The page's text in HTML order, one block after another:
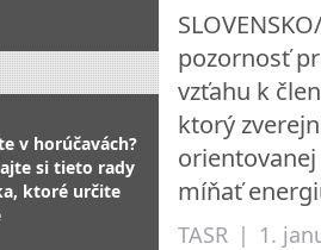
v horúčavách?
si tieto rady
ktoré určite
pozornosť
vzťahu k
ktorý
orientovanej
míňať
TASR | 1.